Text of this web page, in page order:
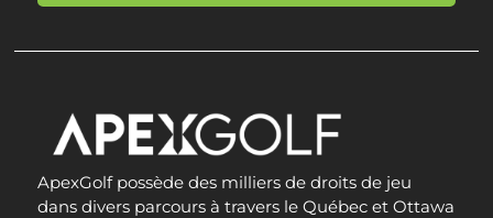
ApexGolf possède des milliers de droits de jeu
dans divers parcours à travers leQuébec et Ottawa